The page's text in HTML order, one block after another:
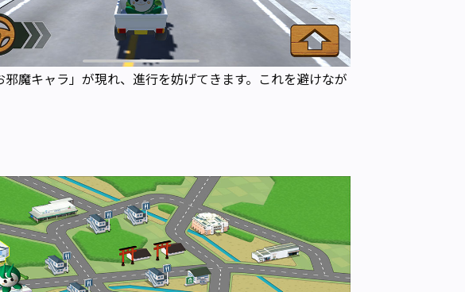
魔キャラ」が現れ、進行を妨げてきます。これを避けなが